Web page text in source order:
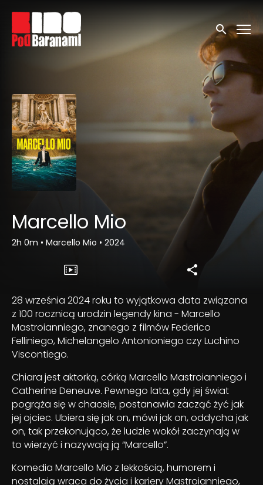
Linki ułatwień dostępu
Wyszukaj
Marcello Mio
2h 0m • Marcello Mio • 2024
28 września 2024 roku to wyjątkowa data związana
z 100 rocznicą urodzin legendy kina - Marcello
Mastroianniego, znanego z filmów Federico
Felliniego, Michelangelo Antonioniego czy Luchino
Viscontiego.
Chiara jest aktorką, córką Marcello Mastroianniego i
Catherine Deneuve. Pewnego lata, gdy jej świat
pogrąża się w chaosie, postanawia zacząć żyć jak
jej ojciec. Ubiera się jak on, mówi jak on, oddycha jak
on, tak przekonująco, że ludzie wokół zaczynają w
to wierzyć i nazywają ją “Marcello”.
Komedia Marcello Mio z lekkością, humorem i
nostalgią wraca do życia i kariery Mastroianniego,